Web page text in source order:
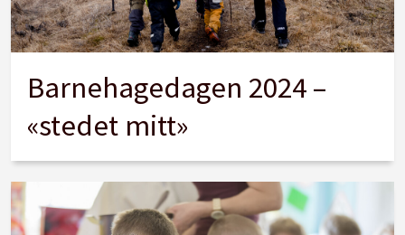
Barnehagedagen 2024 –
«stedet mitt»